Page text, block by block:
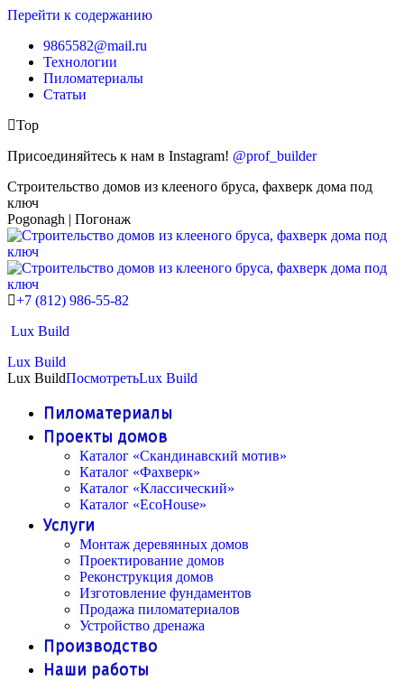
Перейти к содержанию
9865582@mail.ru
Технологии
Пиломатериалы
Статьи
Top
Присоединяйтесь к нам в Instagram! @prof_builder
Строительство домов из клееного бруса, фахверк дома под
ключ
Pogonagh | Погонаж
+7 (812) 986-55-82
Lux Build
Lux Build
Lux BuildПосмотретьLux Build
Пиломатериалы
Проекты домов
Каталог «Скандинавский мотив»
Каталог «Фахверк»
Каталог «Классический»
Каталог «EcoHouse»
Услуги
Монтаж деревянных домов
Проектирование домов
Реконструкция домов
Изготовление фундаментов
Продажа пиломатериалов
Устройство дренажа
Производство
Наши работы